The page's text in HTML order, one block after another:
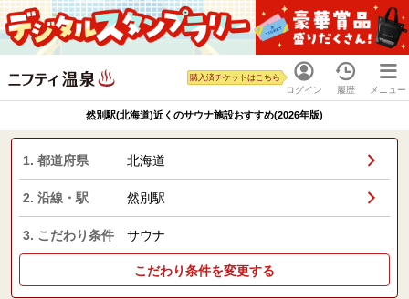
ログイン
購入済チケットはこちら
履歴 メニュー
然別駅(北海道)近くのサウナ施設おすすめ(2026年版)
1. 都道府県 北海道
2. 沿線・駅 然別駅
3. こだわり条件 サウナ
こだわり条件を変更する